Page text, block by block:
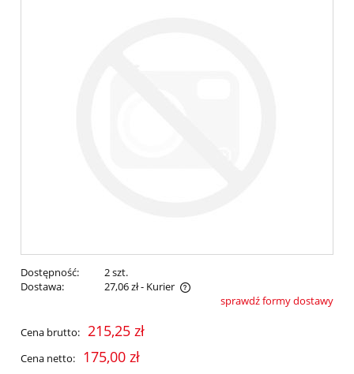
Dostępność:
2 szt.
Dostawa:
27,06 zł- Kurier
Cena nie zawiera ewentualnych kosztów płatnościsprawdź formy dostawy
Cena brutto: 215,25 zł
Cena netto: 175,00 zł